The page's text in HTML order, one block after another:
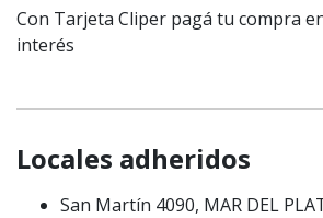
Con Tarjeta Cliper pagá tu compra
interés
Locales adheridos
San Martín 4090, MAR DEL